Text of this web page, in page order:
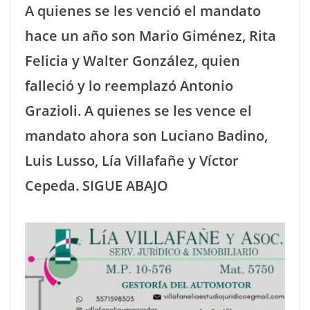
A quienes se les venció el mandato
hace un año son Mario Giménez, Rita
Felicia y Walter González, quien
falleció y lo reemplazó Antonio
Grazioli. A quienes se les vence el
mandato ahora son Luciano Badino,
Luis Lusso, Lía Villafañe y Víctor
Cepeda. SIGUE ABAJO